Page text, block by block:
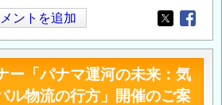
ントを追加
Opens in
ー「パナマ運河の未来：気
ル物流の行方」開催のご案